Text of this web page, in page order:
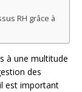
RH grâce à
à une multitude
des
est important